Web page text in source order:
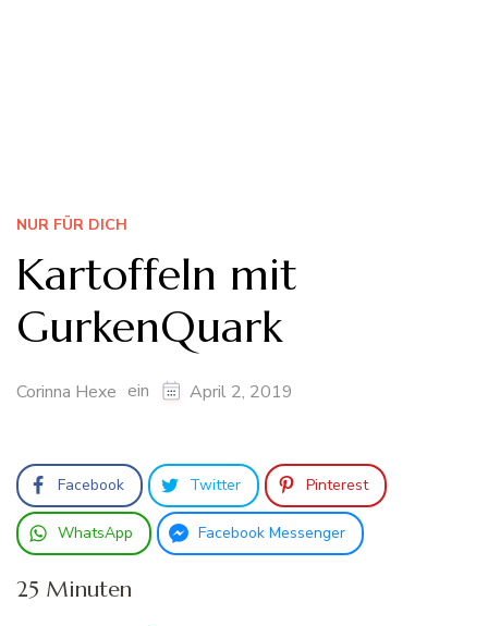
NUR FÜR DICH
Kartoffeln mit
GurkenQuark
Corinna Hexe ein April 2, 2019
Facebook Twitter Pinterest
WhatsApp Facebook Messenger
25 Minuten